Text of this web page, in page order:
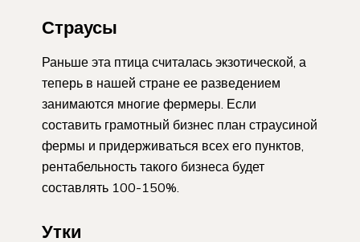
Страусы
Раньше эта птица считалась экзотической, а
теперь в нашей стране ее разведением
занимаются многие фермеры. Если
составить грамотный бизнес план страусиной
фермы и придерживаться всех его пунктов,
рентабельность такого бизнеса будет
составлять 100-150%.
Утки